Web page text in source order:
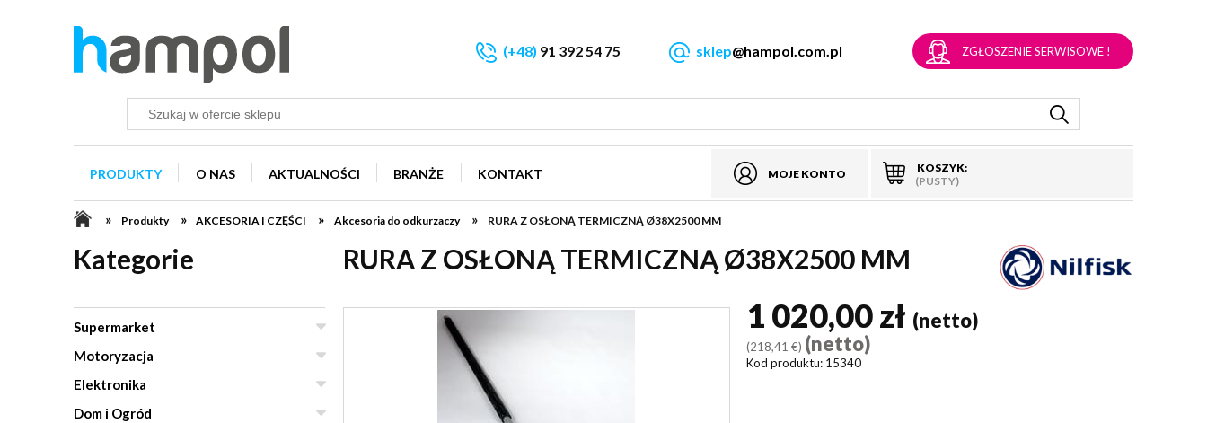
MOJE KONTO
KOSZYK:
(PUSTY)
(+48) 91 392 54 75 sklep@hampol.com.pl ZGŁOSZENIE SERWISOWE !
PRODUKTY O NAS AKTUALNOŚCI BRANŻE KONTAKT
» Produkty » AKCESORIA I CZĘŚCI » Akcesoria do odkurzaczy » RURA Z OSŁONĄ TERMICZNĄ Ø38X2500 MM
Kategorie
Supermarket
Motoryzacja
Elektronika
Dom i Ogród
RURA Z OSŁONĄ TERMICZNĄ Ø38X2500 MM
1 020,00 zł (netto)
(218,41 €) (netto)
Kod produktu: 15340